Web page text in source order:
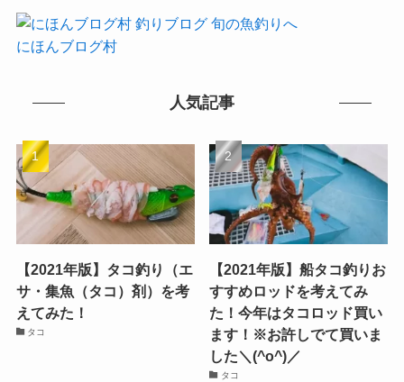
にほんブログ村
人気記事
【2021年版】タコ釣り（エ
サ・集魚（タコ）剤）を考
えてみた！
タコ
【2021年版】船タコ釣りお
すすめロッドを考えてみ
た！今年はタコロッド買い
ます！※お許しでて買いま
した＼(^o^)／
タコ